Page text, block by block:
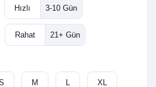
Hızlı 3-10 Gün
Rahat 21+ Gün
M L XL